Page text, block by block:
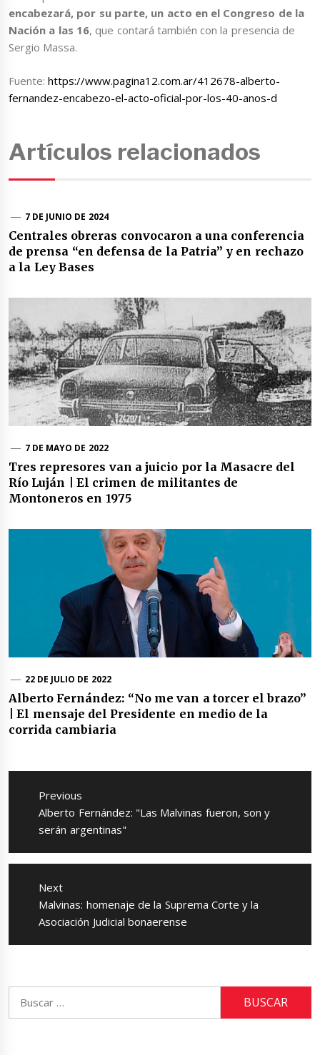
encabezará, por su parte, un acto en el Congreso de la
Nación a las 16, que contará también con la presencia de
Sergio Massa.
Fuente:https://www.pagina12.com.ar/412678-alberto-
fernandez-encabezo-el-acto-oficial-por-los-40-anos-d
Artículos relacionados
7 DE JUNIO DE 2024
Centrales obreras convocaron a una conferencia
de prensa “en defensa de la Patria” y en rechazo
a la Ley Bases
7 DE MAYO DE 2022
Tres represores van a juicio por la Masacre del
Río Luján | El crimen de militantes de
Montoneros en 1975
22 DE JULIO DE 2022
Alberto Fernández: “No me van a torcer el brazo”
| El mensaje del Presidente en medio de la
corrida cambiaria
Navegación
entradas
Previous
Previous
post:
Alberto Fernández: "Las Malvinas fueron, son y
serán argentinas"
Next
Next
post:
Malvinas: homenaje de la Suprema Corte y la
Asociación Judicial bonaerense